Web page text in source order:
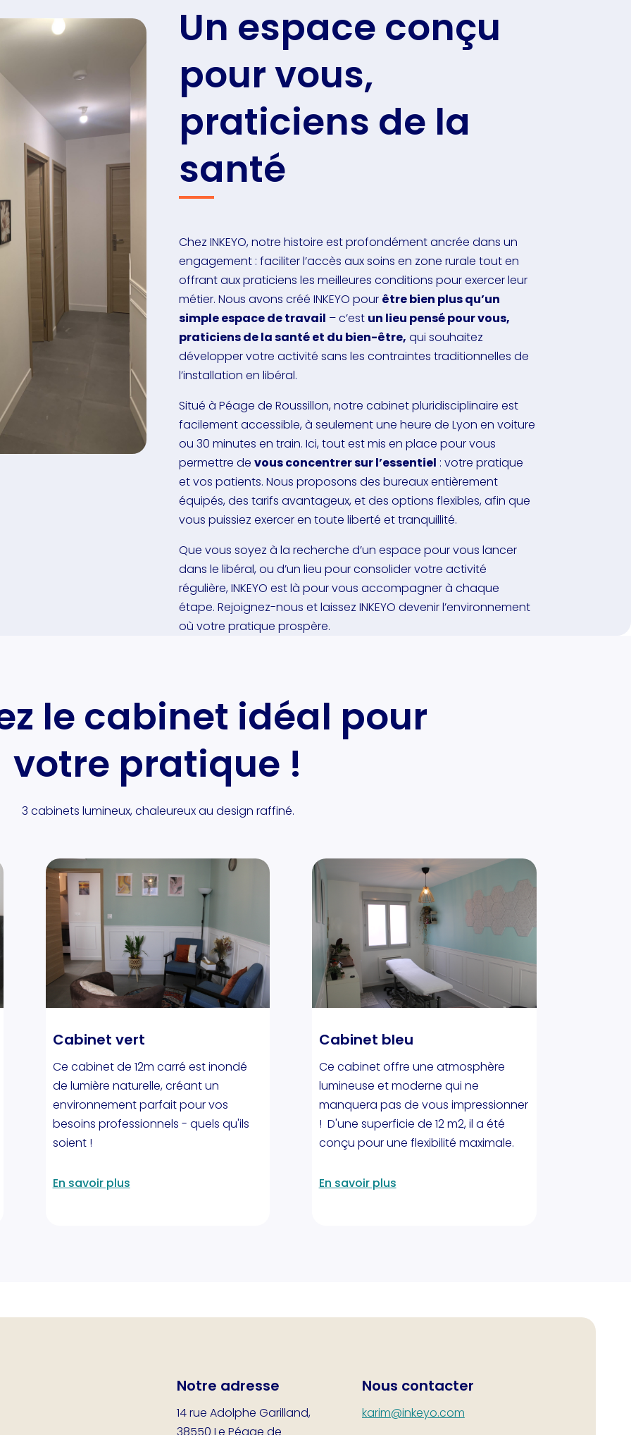
Un espace conçu
pour vous,
praticiens de la
santé
Chez INKEYO, notre histoire est profondément ancrée dans un
engagement : faciliter l’accès aux soins en zone rurale tout en
offrant aux praticiens les meilleures conditions pour exercer leur
métier. Nous avons créé INKEYO pour être bien plus qu’un
simple espace de travail – c’est un lieu pensé pour vous,
praticiens de la santé et du bien-être, qui souhaitez
développer votre activité sans les contraintes traditionnelles de
l’installation en libéral.
Situé à Péage de Roussillon, notre cabinet pluridisciplinaire est
facilement accessible, à seulement une heure de Lyon en voiture
ou 30 minutes en train. Ici, tout est mis en place pour vous
permettre de vous concentrer sur l’essentiel : votre pratique
et vos patients. Nous proposons des bureaux entièrement
équipés, des tarifs avantageux, et des options flexibles, afin que
vous puissiez exercer en toute liberté et tranquillité.
Que vous soyez à la recherche d’un espace pour vous lancer
dans le libéral, ou d’un lieu pour consolider votre activité
régulière, INKEYO est là pour vous accompagner à chaque
étape. Rejoignez-nous et laissez INKEYO devenir l’environnement
où votre pratique prospère.
le cabinet idéal pour
votre pratique !
3 cabinets lumineux, chaleureux au design raffiné.
Cabinet vert
Ce cabinet de 12m carré est inondé
de lumière naturelle, créant un
environnement parfait pour vos
besoins professionnels - quels qu'ils
soient !
En savoir plus
Cabinet bleu
Ce cabinet offre une atmosphère
lumineuse et moderne qui ne
manquera pas de vous impressionner
! D'une superficie de 12 m2, il a été
conçu pour une flexibilité maximale.
En savoir plus
Notre adresse
14 rue Adolphe Garilland,
38550 Le Péage de
Nous contacter
karim@inkeyo.com